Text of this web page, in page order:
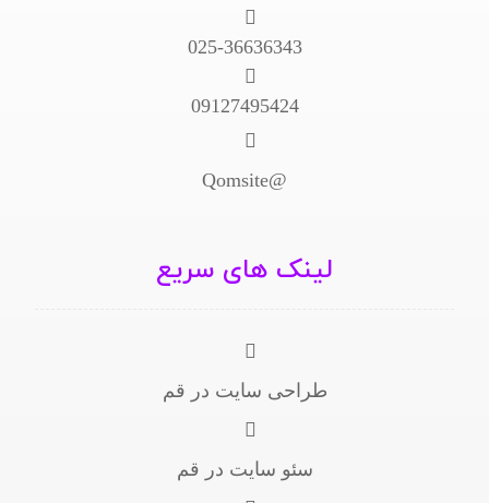
025-36636343
09127495424
@Qomsite
لینک های سریع
طراحی سایت در قم
سئو سایت در قم